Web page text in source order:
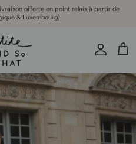
offerte en point relais à partir de
& Luxembourg)
Compte